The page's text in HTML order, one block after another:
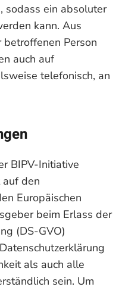
sodass ein absoluter
kann. Aus
Person
auch auf
telefonisch, an
BIPV-Initiative
den
Europäischen
beim Erlass der
(DS-GVO)
als auch alle
sein. Um